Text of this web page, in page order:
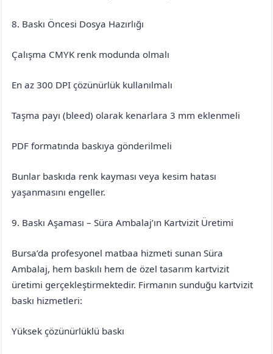
8. Baskı Öncesi Dosya Hazırlığı
Çalışma CMYK renk modunda olmalı
En az 300 DPI çözünürlük kullanılmalı
Taşma payı (bleed) olarak kenarlara 3 mm eklenmeli
PDF formatında baskıya gönderilmeli
Bunlar baskıda renk kayması veya kesim hatası
yaşanmasını engeller.
9. Baskı Aşaması – Süra Ambalaj’ın Kartvizit Üretimi
Bursa’da profesyonel matbaa hizmeti sunan Süra
Ambalaj, hem baskılı hem de özel tasarım kartvizit
üretimi gerçekleştirmektedir. Firmanın sunduğu kartvizit
baskı hizmetleri:
Yüksek çözünürlüklü baskı